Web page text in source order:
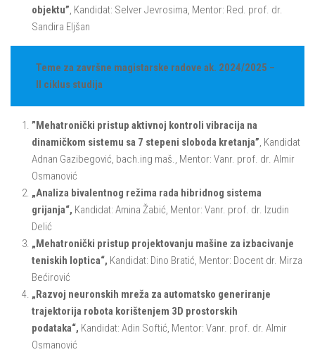
objektu”, Kandidat: Selver Jevrosima, Mentor: Red. prof. dr.
Sandira Eljšan
Teme za završne magistarske radove ak. 2024/2025 –
II ciklus studija
”Mehatronički pristup aktivnoj kontroli vibracija na
dinamičkom sistemu sa 7 stepeni sloboda kretanja” , Kandidat
Adnan Gazibegović, bach.ing maš., Mentor: Vanr. prof. dr. Almir
Osmanović
„Analiza bivalentnog režima rada hibridnog sistema
grijanja“, Kandidat: Amina Žabić, Mentor: Vanr. prof. dr. Izudin
Delić
„Mehatronički pristup projektovanju mašine za izbacivanje
teniskih loptica“, Kandidat: Dino Bratić, Mentor: Docent dr. Mirza
Bećirović
„Razvoj neuronskih mreža za automatsko generiranje
trajektorija robota korištenjem 3D prostorskih
podataka“, Kandidat: Adin Softić, Mentor: Vanr. prof. dr. Almir
Osmanović